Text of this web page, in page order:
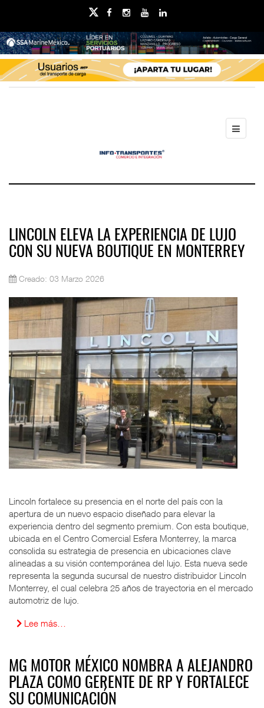
LINCOLN ELEVA LA EXPERIENCIA DE LUJO
CON SU NUEVA BOUTIQUE EN MONTERREY
Creado: 03 Marzo 2026
Lincoln fortalece su presencia en el norte del país con la
apertura de un nuevo espacio diseñado para elevar la
experiencia dentro del segmento premium. Con esta boutique,
ubicada en el Centro Comercial Esfera Monterrey, la marca
consolida su estrategia de presencia en ubicaciones clave
alineadas a su visión contemporánea del lujo. Esta nueva sede
representa la segunda sucursal de nuestro distribuidor Lincoln
Monterrey, el cual celebra 25 años de trayectoria en el mercado
automotriz de lujo.
Lee más…
MG MOTOR MÉXICO NOMBRA A ALEJANDRO
PLAZA COMO GERENTE DE RP Y FORTALECE
SU COMUNICACIÓN